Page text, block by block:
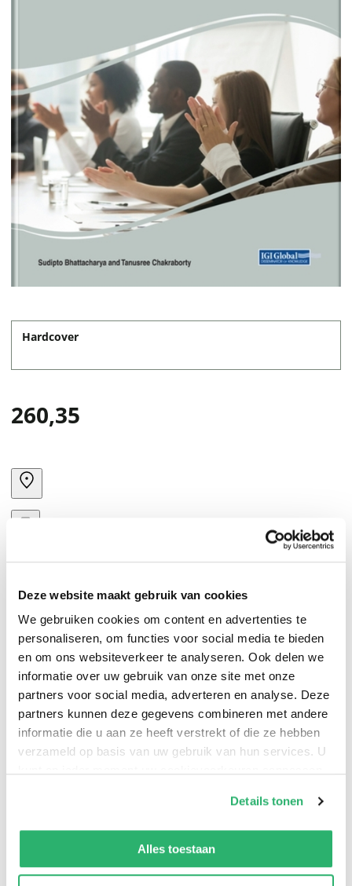
Deze website maakt gebruik van cookies
We gebruiken cookies om content en advertenties te
personaliseren, om functies voor social media te bieden
en om ons websiteverkeer te analyseren. Ook delen we
informatie over uw gebruik van onze site met onze
partners voor social media, adverteren en analyse. Deze
partners kunnen deze gegevens combineren met andere
informatie die u aan ze heeft verstrekt of die ze hebben
verzameld op basis van uw gebruik van hun services. U
kunnen ontvangen en verwerken.
Details tonen
Alles toestaan
Hardcover
260,35
Provides emerging research that serves to increase the
productivity of individuals and organisations
exponentially by sharing case studies from
organisations where appreciative inquiry has been
implemented successfully as well as best practices that
can benefit organizations and common pitfalls that can